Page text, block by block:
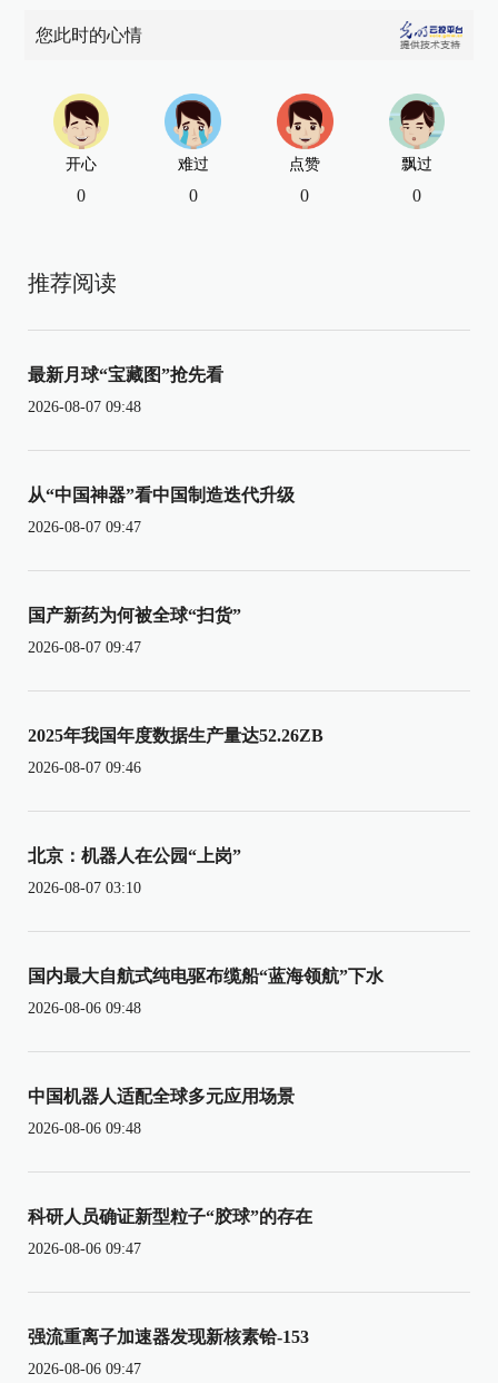
您此时的心情
开心
0
难过
0
点赞
0
飘过
0
推荐阅读
最新月球“宝藏图”抢先看
2026-08-07 09:48
从“中国神器”看中国制造迭代升级
2026-08-07 09:47
国产新药为何被全球“扫货”
2026-08-07 09:47
2025年我国年度数据生产量达52.26ZB
2026-08-07 09:46
北京：机器人在公园“上岗”
2026-08-07 03:10
国内最大自航式纯电驱布缆船“蓝海领航”下水
2026-08-06 09:48
中国机器人适配全球多元应用场景
2026-08-06 09:48
科研人员确证新型粒子“胶球”的存在
2026-08-06 09:47
强流重离子加速器发现新核素铪-153
2026-08-06 09:47